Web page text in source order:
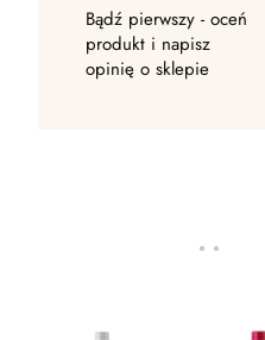
Bądź pierwszy - oceń
produkt i napisz
opinię o sklepie